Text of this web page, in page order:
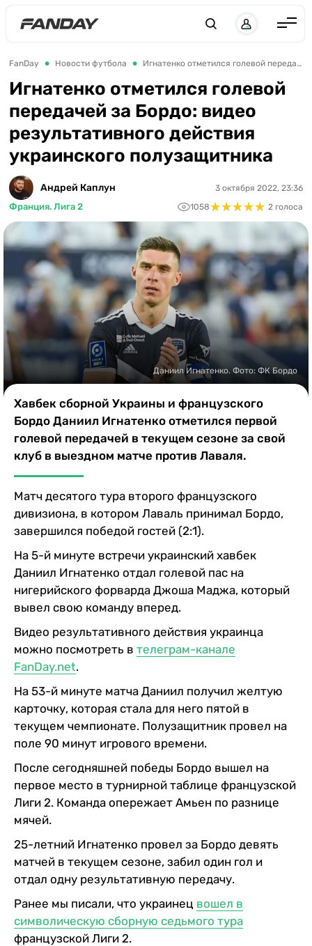
Англия
Испания
Германия
Италия
Франция
Украина
ЛЧ
ЛЕ
ЧЕ-2028
Букмекеры
Казино
FanDay Новости футбола Игнатенко отметился голевой передачей за Бордо: видео результативного действия украинского полузащитника
Игнатенко отметился голевой
передачей за Бордо: видео
результативного действия
украинского полузащитника
Андрей Каплун
Франция. Лига 2
3 октября 2022, 23:36
1058★★★★★
★★★★★ 2 голоса
Даниил Игнатенко. Фото: ФК Бордо
Хавбек сборной Украины и французского
Бордо Даниил Игнатенко отметился первой
голевой передачей в текущем сезоне за свой
клуб в выездном матче против Лаваля.
Матч десятого тура второго французского
дивизиона, в котором Лаваль принимал Бордо,
завершился победой гостей (2:1).
На 5-й минуте встречи украинский хавбек
Даниил Игнатенко отдал голевой пас на
нигерийского форварда Джоша Маджа, который
вывел свою команду вперед.
Видео результативного действия украинца
можно посмотреть в телеграм-канале
FanDay.net.
На 53-й минуте матча Даниил получил желтую
карточку, которая стала для него пятой в
текущем чемпионате. Полузащитник провел на
поле 90 минут игрового времени.
После сегодняшней победы Бордо вышел на
первое место в турнирной таблице французской
Лиги 2. Команда опережает Амьен по разнице
мячей.
25-летний Игнатенко провел за Бордо девять
матчей в текущем сезоне, забил один гол и
отдал одну результативную передачу.
Ранее мы писали, что украинец вошел в
символическую сборную седьмого тура
французской Лиги 2.